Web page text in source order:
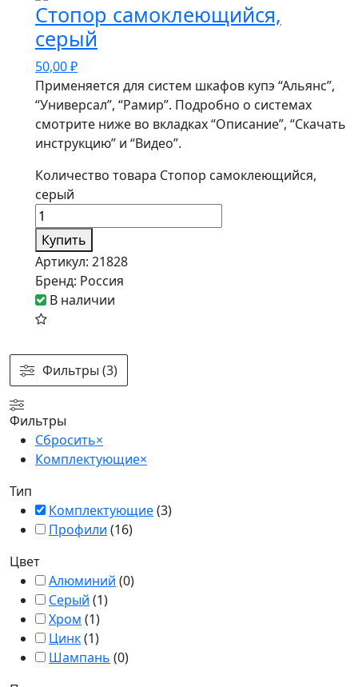
Фильтры (3)
Фильтры
Сбросить×
Комплектующие×
Тип
Комплектующие(3)
Профили (16)
Цвет
Алюминий (0)
Серый (1)
Хром (1)
Цинк(1)
Шампань (0)
Стопор самоклеющийся,
серый
50,00₽
Применяется для систем шкафов купэ “Альянс”,
“Универсал”, “Рамир”. Подробно о системах
смотрите ниже во вкладках “Описание”, “Скачать
инструкцию” и “Видео”.
Количество товара Стопор самоклеющийся,
серый
Купить
Артикул: 21828
Бренд: Россия
В наличии